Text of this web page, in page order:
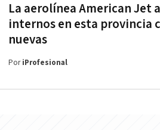
La aerolínea American Jet
internos en esta provincia
nuevas
PoriProfesional